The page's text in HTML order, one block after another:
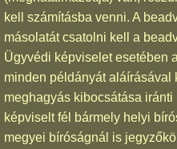
kell számításba venni. A
másolatát csatolni kell a
Ügyvédi képviselet esetében
minden példányát aláírásával
meghagyás kibocsátása
képviselt fél bármely helyi
megyei bíróságnál is